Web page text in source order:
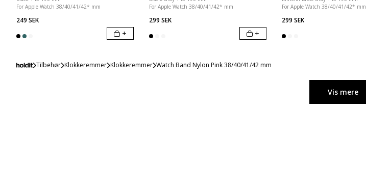
For Apple Watch 38/40/41/42* mm
249 SEK
+
For Apple Watch 38/40/41/42* mm
299 SEK
+
For Apple Watch 38/40/41/42* mm
299 SEK
Tilbehør Klokkeremmer Klokkeremmer Watch Band Nylon Pink 38/40/41/42 mm
Vis mere